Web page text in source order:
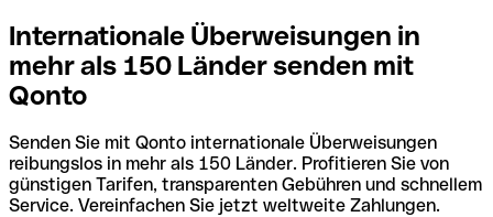
Internationale Überweisungen in
mehr als 150 Länder senden mit
Qonto
Senden Sie mit Qonto internationale Überweisungen
reibungslos in mehr als 150 Länder. Profitieren Sie von
günstigen Tarifen, transparenten Gebühren und schnellem
Service. Vereinfachen Sie jetzt weltweite Zahlungen.